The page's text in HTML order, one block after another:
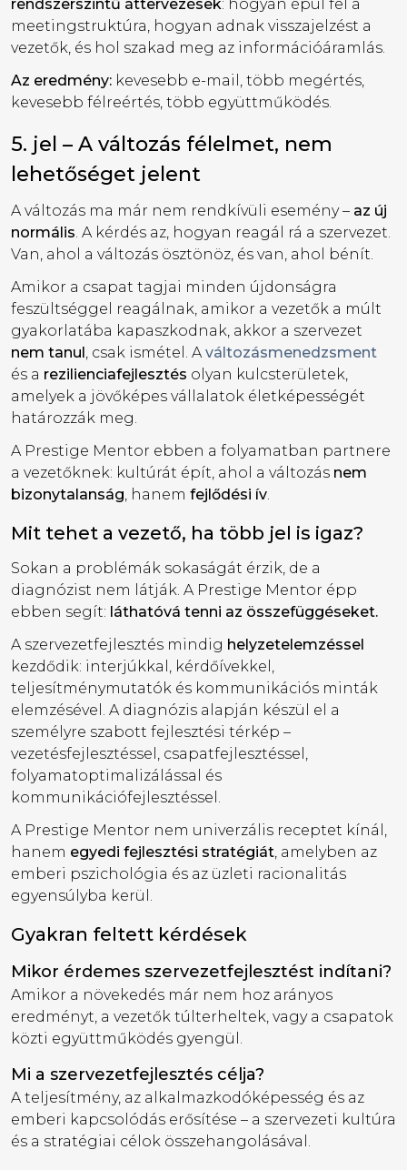
rendszerszintű áttervezések: hogyan épül fel a
meetingstruktúra, hogyan adnak visszajelzést a
vezetők, és hol szakad meg az információáramlás.
Az eredmény: kevesebb e-mail, több megértés,
kevesebb félreértés, több együttműködés.
5. jel – A változás félelmet, nem
lehetőséget jelent
A változás ma már nem rendkívüli esemény – az új
normális . A kérdés az, hogyan reagál rá a szervezet.
Van, ahol a változás ösztönöz, és van, ahol bénít.
Amikor a csapat tagjai minden újdonságra
feszültséggel reagálnak, amikor a vezetők a múlt
gyakorlatába kapaszkodnak, akkor a szervezet
nem tanul , csak ismétel. A változásmenedzsment
és a rezilienciafejlesztés olyan kulcsterületek,
amelyek a jövőképes vállalatok életképességét
határozzák meg.
A Prestige Mentor ebben a folyamatban partnere
a vezetőknek: kultúrát épít, ahol a változás nem
bizonytalanság , hanem fejlődési ív
Mit tehet a vezető, ha több jel is igaz?
Sokan a problémák sokaságát érzik, de a
diagnózist nem látják. A Prestige Mentor épp
ebben segít: láthatóvá tenni az összefüggéseket.
A szervezetfejlesztés mindig helyzetelemzéssel
kezdődik: interjúkkal, kérdőívekkel,
teljesítménymutatók és kommunikációs minták
elemzésével. A diagnózis alapján készül el a
személyre szabott fejlesztési térkép –
vezetésfejlesztéssel, csapatfejlesztéssel,
folyamatoptimalizálással és
kommunikációfejlesztéssel.
A Prestige Mentor nem univerzális receptet kínál,
hanem egyedi fejlesztési stratégiát , amelyben az
emberi pszichológia és az üzleti racionalitás
egyensúlyba kerül.
Gyakran feltett kérdések
Mikor érdemes szervezetfejlesztést indítani?
Amikor a növekedés már nem hoz arányos
eredményt, a vezetők túlterheltek, vagy a csapatok
közti együttműködés gyengül.
Mi a szervezetfejlesztés célja?
A teljesítmény, az alkalmazkodóképesség és az
emberi kapcsolódás erősítése – a szervezeti kultúra
és a stratégiai célok összehangolásával.